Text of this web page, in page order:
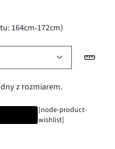
164cm-172cm)
z rozmiarem.
[node-product-
wishlist]